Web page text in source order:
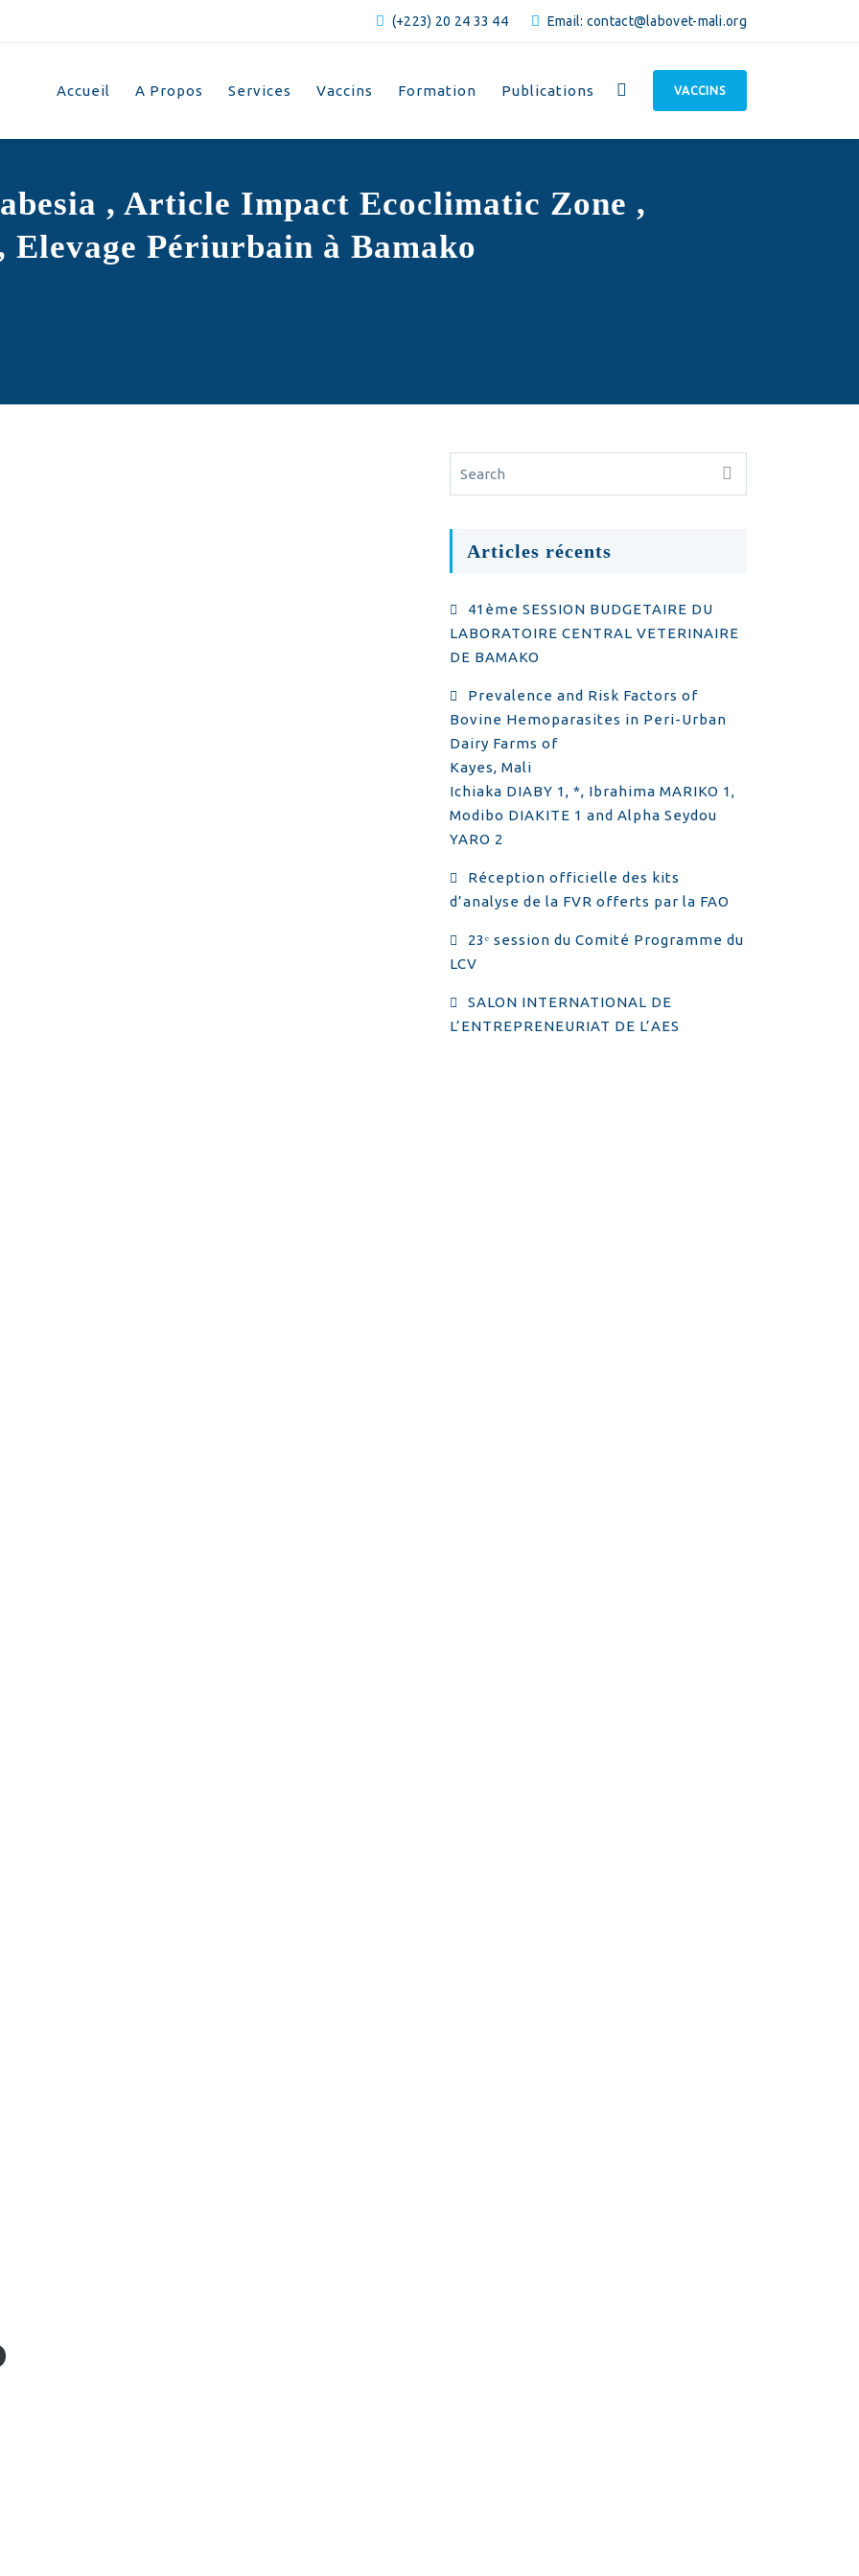
(+223) 20 24 33 44 Email: contact@labovet-mali.org
Accueil A Propos Services Vaccins Formation Publications VACCINS
, Article Impact Ecoclimatic Zone ,
Périurbain à Bamako
Articles récents
41ème SESSION BUDGETAIRE DU
LABORATOIRE CENTRAL VETERINAIRE
DE BAMAKO
Prevalence and Risk Factors of
Bovine Hemoparasites in Peri-Urban
Dairy Farms of
Kayes, Mali
Ichiaka DIABY 1, *, Ibrahima MARIKO 1,
Modibo DIAKITE 1 and Alpha Seydou
YARO 2
Réception officielle des kits
d’analyse de la FVR offerts par la FAO
23ᵉ session du Comité Programme du
LCV
SALON INTERNATIONAL DE
L’ENTREPRENEURIAT DE L’AES